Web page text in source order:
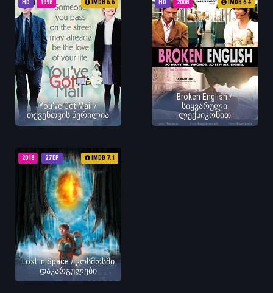
HD 1998 IMDB 6.6
You've Got Mail /
თქვენთვის წერილია
HD 2008 IMDB 6.4
Broken English /
სიყვარული
ლექსიკონით
27 EP
2018 IMDB 7.1
Lost in Space / კოსმოსში
დაკარგულები